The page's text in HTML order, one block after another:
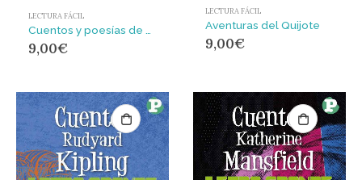
LECTURA FÁCIL
9,00€
LECTURA FÁCIL
Aventuras del Quijote
9,00€